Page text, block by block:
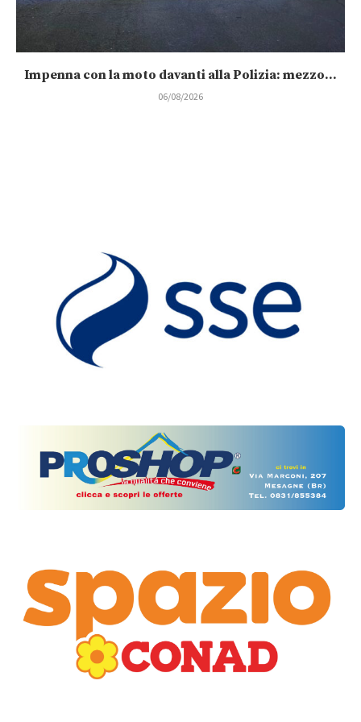
Impenna con la moto davanti alla Polizia: mezzo...
06/08/2026